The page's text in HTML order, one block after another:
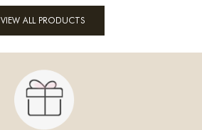
VIEW ALL PRODUCTS